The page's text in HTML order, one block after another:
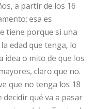
a partir de los 16
esa es
tiene porque si una
edad que tenga, lo
idea o mito de que los
claro que no.
que no tenga los 18
qué va a pasar